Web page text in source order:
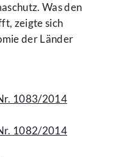
Was den
zeigte sich
der Länder
1083/2014
1082/2014